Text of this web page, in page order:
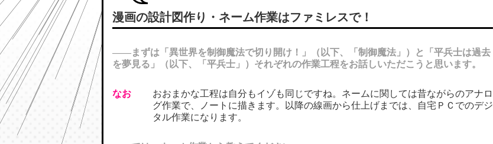
漫画の設計図作り・ネーム作業はファミレスで！
――まずは「異世界を制御魔法で切り開け！」（以下、「制御魔法」）と「平兵士は過去
を夢見る」（以下、「平兵士」）それぞれの作業工程をお話しいただこうと思います。
なお
おおまかな工程は自分もイゾも同じですね。ネームに関しては昔ながらのアナロ
グ作業で、ノートに描きます。以降の線画から仕上げまでは、自宅ＰＣでのデジ
タル作業になります。